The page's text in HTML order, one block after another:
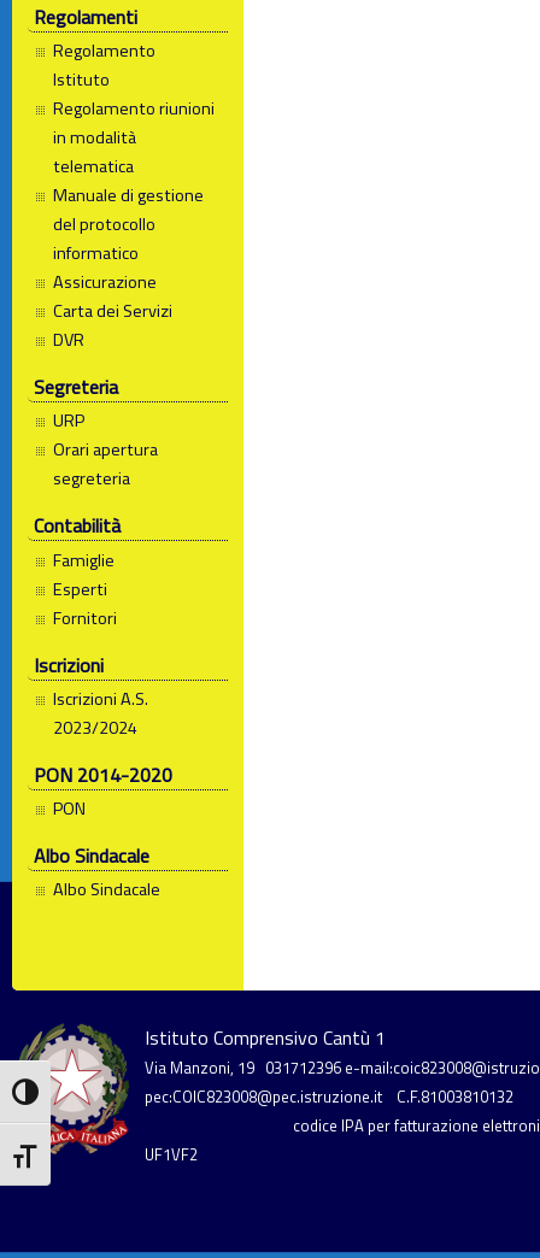
Attiva/disattiva alto contrasto
Attiva/disattiva dimensione testo
Regolamenti
Regolamento
Istituto
Regolamento riunioni
in modalità
telematica
Manuale di gestione
del protocollo
informatico
Assicurazione
Carta dei Servizi
DVR
Segreteria
URP
Orari apertura
segreteria
Contabilità
Famiglie
Esperti
Fornitori
Iscrizioni
Iscrizioni A.S.
2023/2024
PON 2014-2020
PON
Albo Sindacale
Albo Sindacale
Istituto Comprensivo Cantù 1
Via Manzoni, 19 031712396 e-
pec:COIC823008@pec.istruzione.it
C.F.81003810132
codice IPA per fatturazione
UF1VF2